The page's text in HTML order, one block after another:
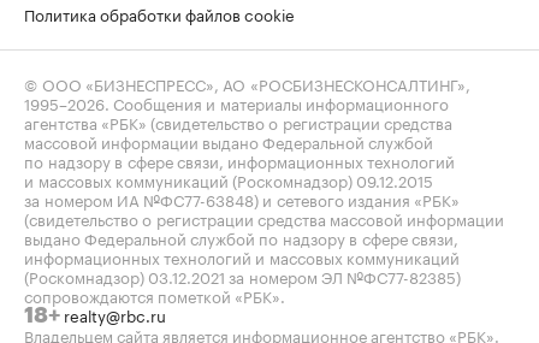
Политика обработки файлов cookie
© ООО «БИЗНЕСПРЕСС», АО «РОСБИЗНЕСКОНСАЛТИНГ»,
1995–2026. Сообщения и материалы информационного
агентства «РБК» (свидетельство о регистрации средства
массовой информации выдано Федеральной службой
по надзору в сфере связи, информационных технологий
и массовых коммуникаций (Роскомнадзор) 09.12.2015
за номером ИА №ФС77-63848) и сетевого издания «РБК»
(свидетельство о регистрации средства массовой информации
выдано Федеральной службой по надзору в сфере связи,
информационных технологий и массовых коммуникаций
(Роскомнадзор) 03.12.2021 за номером ЭЛ №ФС77-82385)
сопровождаются пометкой «РБК».
18+ realty@rbc.ru
Владельцем сайта является информационное агентство «РБК».